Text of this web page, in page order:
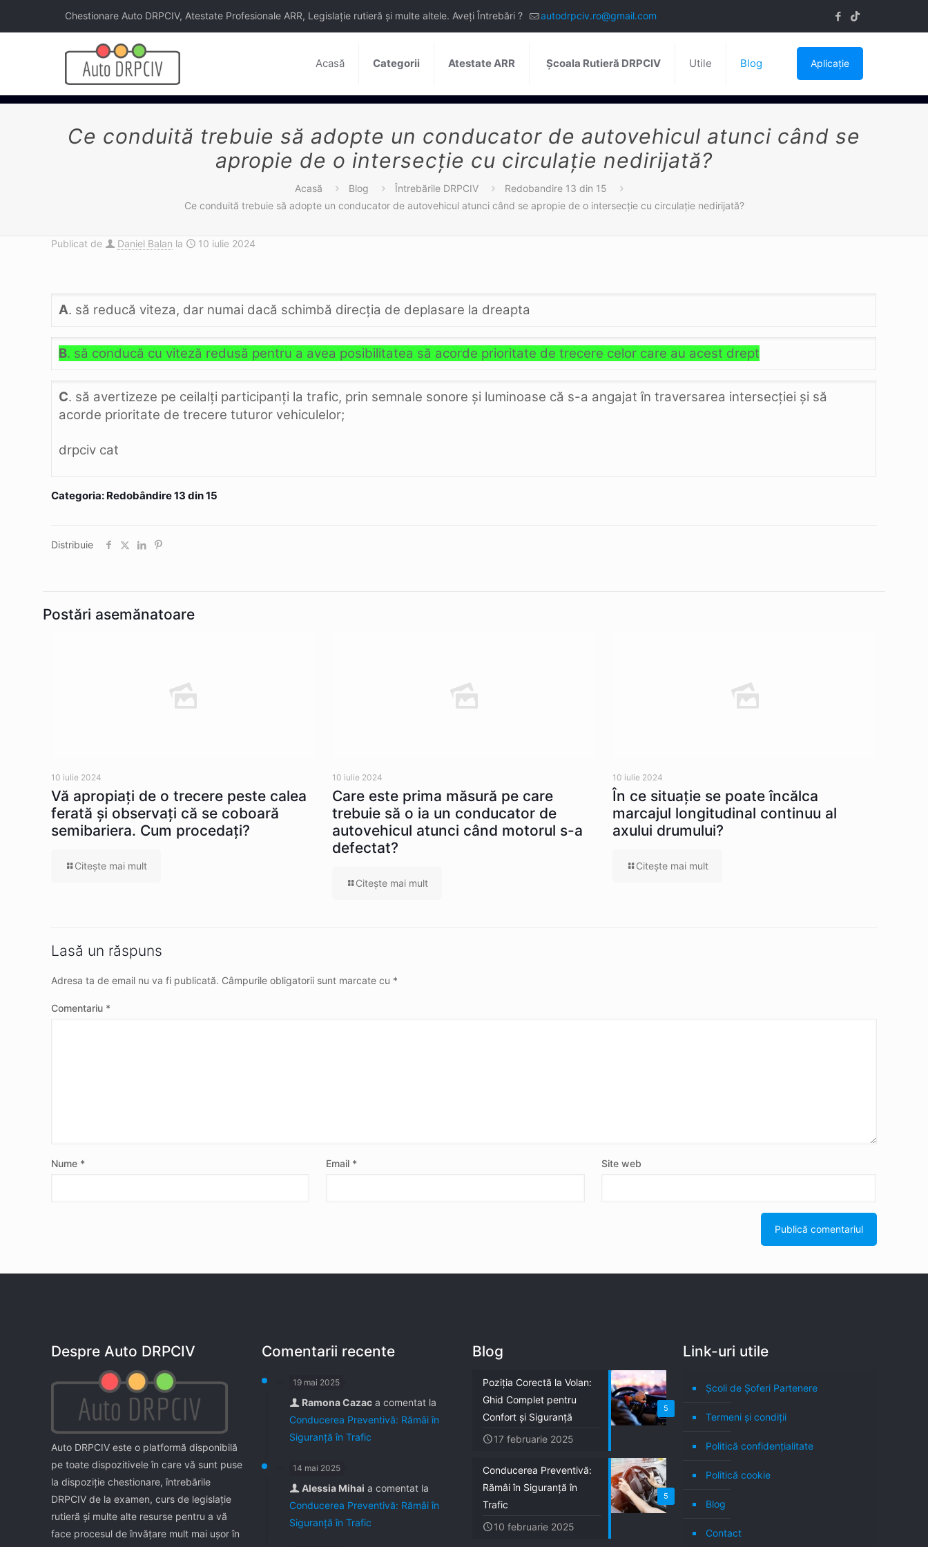
Chestionare Auto DRPCIV, Atestate Profesionale ARR, Legislație rutieră și multe altele. Aveți Întrebări ? autodrpciv.ro@gmail.com
Acasă Categorii Atestate ARR Școala Rutieră DRPCIV Utile Blog Aplicație
Ce conduită trebuie să adopte un conducator de autovehicul atunci când se
apropie de o intersecţie cu circulaţie nedirijată?
Acasă Blog Întrebările DRPCIV
Redobandire 13 din 15
Ce conduită trebuie să adopte un conducator de autovehicul atunci când se apropie de o intersecţie cu circulaţie nedirijată?
Publicat de Daniel Balan la 10 iulie 2024
A. să reducă viteza, dar numai dacă schimbă direcţia de deplasare la dreapta
B. să conducă cu viteză redusă pentru a avea posibilitatea să acorde prioritate de trecere celor care au acest drept
C. să avertizeze pe ceilalţi participanţi la trafic, prin semnale sonore şi luminoase că s-a angajat în traversarea intersecţiei şi să
acorde prioritate de trecere tuturor vehiculelor;
drpciv cat
Categoria: Redobândire 13 din 15
Distribuie
Postări asemănatoare
10 iulie 2024
Vă apropiaţi de o trecere peste calea
ferată şi observaţi că se coboară
semibariera. Cum procedaţi?
Citeşte mai mult
10 iulie 2024
Care este prima măsură pe care
trebuie să o ia un conducator de
autovehicul atunci când motorul s-a
defectat?
Citeşte mai mult
10 iulie 2024
În ce situaţie se poate încălca
marcajul longitudinal continuu al
axului drumului?
Citeşte mai mult
Lasă un răspuns
Adresa ta de email nu va fi publicată. Câmpurile obligatorii sunt marcate cu *
Comentariu *
Nume * Email * Site web
Despre Auto DRPCIV
Auto DRPCIV este o platformă disponibilă
pe toate dispozitivele în care vă sunt puse
la dispoziţie chestionare, întrebările
DRPCIV de la examen, curs de legislaţie
rutieră şi multe alte resurse pentru a vă
face procesul de învăţare mult mai uşor în
Comentarii recente
19 mai 2025
Ramona Cazac a comentat la
Conducerea Preventivă: Rămâi în
Siguranță în Trafic
14 mai 2025
Alessia Mihai a comentat la
Conducerea Preventivă: Rămâi în
Siguranță în Trafic
Blog
5
Poziția Corectă la Volan:
Ghid Complet pentru
Confort și Siguranță
17 februarie 2025
5
Conducerea Preventivă:
Rămâi în Siguranță în
Trafic
10 februarie 2025
Link-uri utile
Școli de Șoferi Partenere
Termeni şi condiţii
Politică confidenţialitate
Politică cookie
Blog
Contact